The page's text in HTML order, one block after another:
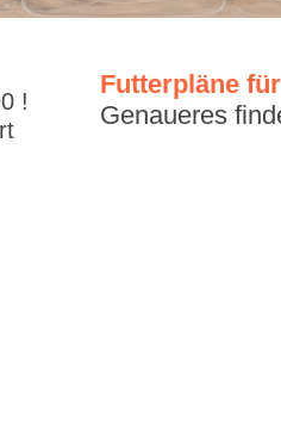
!
Futterpläne
Genaueres